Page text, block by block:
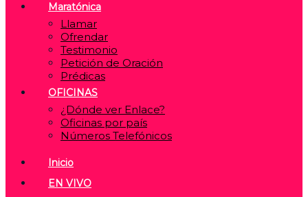
Maratónica
Llamar
Ofrendar
Testimonio
Petición de Oración
Prédicas
OFICINAS
¿Dónde ver Enlace?
Oficinas por país
Números Telefónicos
Inicio
EN VIVO